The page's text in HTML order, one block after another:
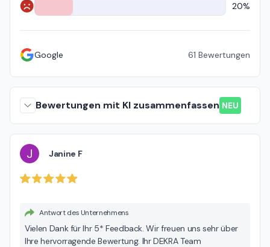
Negativ 20%
Google 61 Bewertungen
Bewertungen mit KI zusammenfassen NEU
J Janine F
Antwort des Unternehmens
Vielen Dank für Ihr 5* Feedback. Wir freuen uns sehr über
Ihre hervorragende Bewertung. Ihr DEKRA Team